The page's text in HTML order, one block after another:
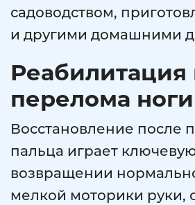
садоводством,
и другими домашними
Реабилитация
перелома ноги
Восстановление после
пальца играет
возвращении
мелкой моторики руки,